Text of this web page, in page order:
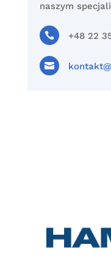
naszym
 +48 22
